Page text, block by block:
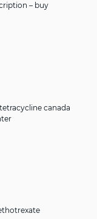
– buy
tetracycline canada